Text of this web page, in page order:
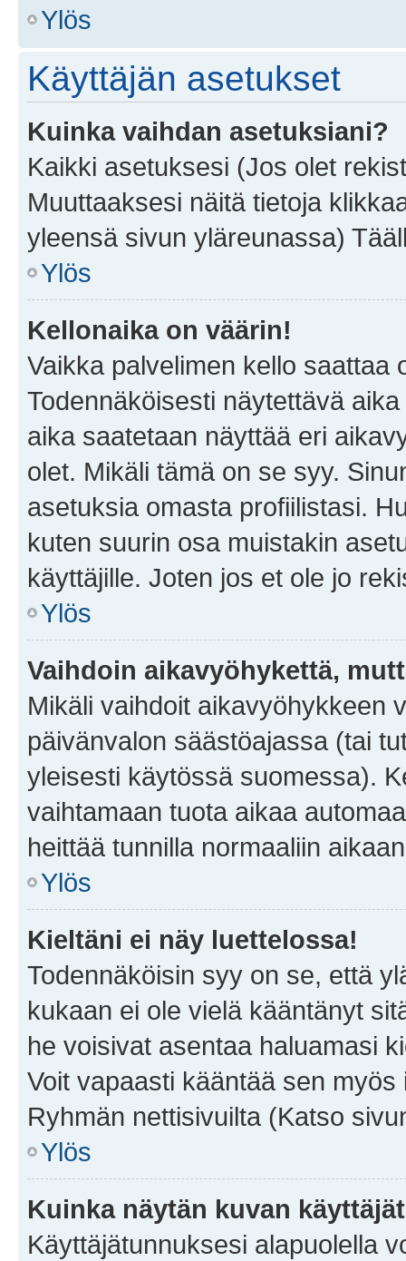
Ylös
Käyttäjän asetukset
Kuinka vaihdan asetuksiani?
Kaikki asetuksesi (Jos olet
Muuttaaksesi näitä tietoja
yleensä sivun yläreunassa)
Ylös
Kellonaika on väärin!
Vaikka palvelimen kello saattaa
Todennäköisesti näytettävä
aika saatetaan näyttää eri
olet. Mikäli tämä on se syy.
asetuksia omasta profiilistasi.
kuten suurin osa muistakin
käyttäjille. Joten jos et ole jo
Ylös
Vaihdoin aikavyöhykettä,
Mikäli vaihdoit aikavyöhykkeen
päivänvalon säästöajassa (tai
yleisesti käytössä suomessa).
vaihtamaan tuota aikaa
heittää tunnilla normaaliin
Ylös
Kieltäni ei näy luettelossa!
Todennäköisin syy on se, että
kukaan ei ole vielä kääntänyt
he voisivat asentaa haluamasi
Voit vapaasti kääntää sen
Ryhmän nettisivuilta (Katso
Ylös
Kuinka näytän kuvan
Käyttäjätunnuksesi alapuolella